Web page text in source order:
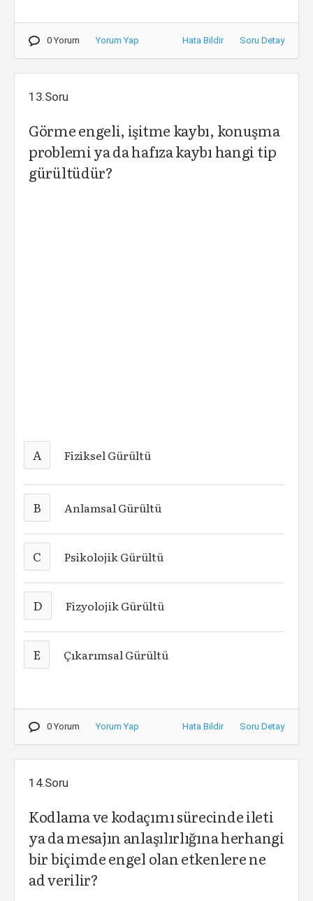
0 Yorum Yorum Yap Hata Bildir Soru Detay
13.Soru
Görme engeli, işitme kaybı, konuşma
problemi ya da hafıza kaybı hangi tip
gürültüdür?
A Fiziksel Gürültü
B Anlamsal Gürültü
C Psikolojik Gürültü
D Fizyolojik Gürültü
E Çıkarımsal Gürültü
0 Yorum Yorum Yap Hata Bildir Soru Detay
14.Soru
Kodlama ve kodaçımı sürecinde ileti
ya da mesajın anlaşılırlığına herhangi
bir biçimde engel olan etkenlere ne
ad verilir?